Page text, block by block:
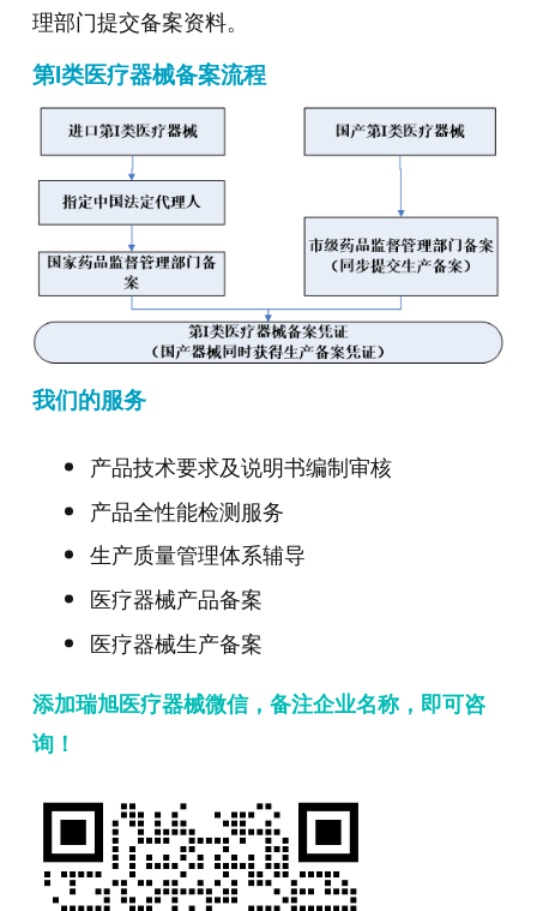
理部门提交备案资料。
第I类医疗器械备案流程
我们的服务
产品技术要求及说明书编制审核
产品全性能检测服务
生产质量管理体系辅导
医疗器械产品备案
医疗器械生产备案
添加瑞旭医疗器械微信，备注企业名称，即可咨
询！